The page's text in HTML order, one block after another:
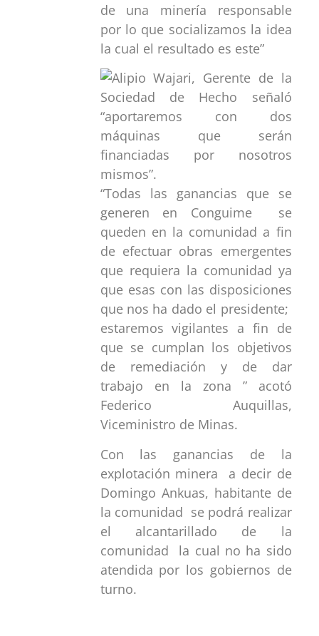
de una minería responsable
por lo que socializamos la idea
la cual el resultado es este”
“Todas las ganancias que se
generen en Conguime se
queden en la comunidad a fin
de efectuar obras emergentes
que requiera la comunidad ya
que esas con las disposiciones
que nos ha dado el presidente;
estaremos vigilantes a fin de
que se cumplan los objetivos
de remediación y de dar
trabajo en la zona ” acotó
Federico Auquillas,
Viceministro de Minas.
Con las ganancias de la
explotación minera a decir de
Domingo Ankuas, habitante de
la comunidad se podrá realizar
el alcantarillado de la
comunidad la cual no ha sido
atendida por los gobiernos de
turno.